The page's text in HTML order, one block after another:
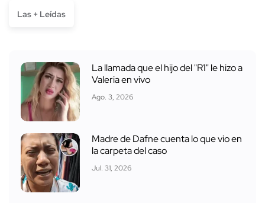
Las + Leídas
La llamada que el hijo del "R1" le hizo a
Valeria en vivo
Ago. 3, 2026
Madre de Dafne cuenta lo que vio en
la carpeta del caso
Jul. 31, 2026